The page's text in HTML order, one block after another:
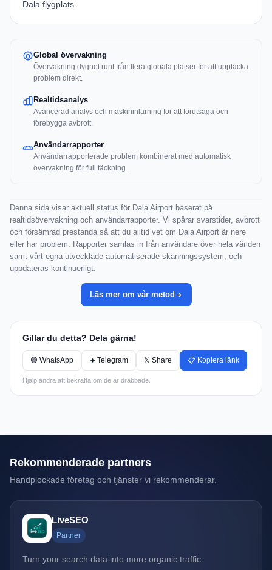
Dala flygplats.
Global övervakning
Övervakning dygnet runt från flera globala platser för att upptäcka
problem direkt.
Realtidsanalys
Avancerad analys och maskininlärning för att förutsäga och
förebygga avbrott.
Användarrapporter
Användarrapporterade problem kombinerat med automatisk
övervakning för full täckning.
Denna sida visar aktuell status för Dala Airport baserat på
realtidsövervakning och användarrapporter. Vi spårar svarstider, avbrott
och försämrad prestanda så att du alltid vet om Dala Airport är nere
eller har problem. Rapporter samlas in från användare över hela världen
samt vårt egna utvecklade automatiserade skanningssystem, och
uppdateras kontinuerligt.
Läs mer om vår metod
Gillar du detta? Dela gärna!
🟢 WhatsApp ✈️ Telegram 𝕏 Share 📋 Kopiera länk
Hjälp andra att bekräfta om de är drabbade.
Rekommenderade partners
Handplockade företag och tjänster vi rekommenderar.
LiveSEO
Partner
Turn your search data into more organic traffic